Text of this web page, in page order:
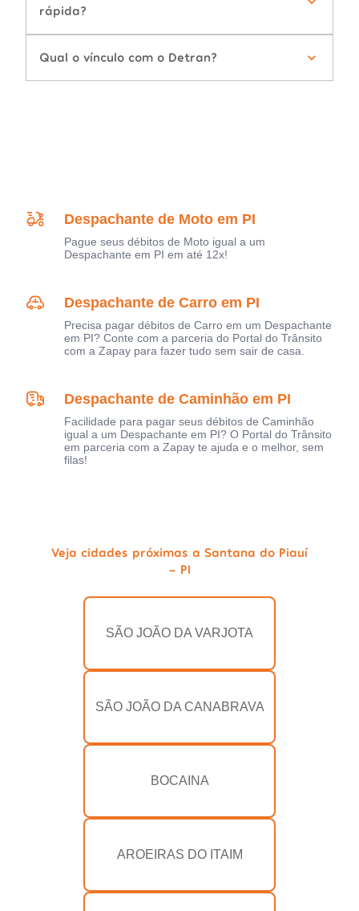
rápida?
Qual o vínculo com o Detran?
Despachante de Moto em PI
Pague seus débitos de Moto igual a um
Despachante em PI em até 12x!
Despachante de Carro em PI
Precisa pagar débitos de Carro em um Despachante
em PI? Conte com a parceria do Portal do Trânsito
com a Zapay para fazer tudo sem sair de casa.
Despachante de Caminhão em PI
Facilidade para pagar seus débitos de Caminhão
igual a um Despachante em PI? O Portal do Trânsito
em parceria com a Zapay te ajuda e o melhor, sem
filas!
Veja cidades próximas a Santana do Piauí
- PI
SÃO JOÃO DA VARJOTA
SÃO JOÃO DA CANABRAVA
BOCAINA
AROEIRAS DO ITAIM